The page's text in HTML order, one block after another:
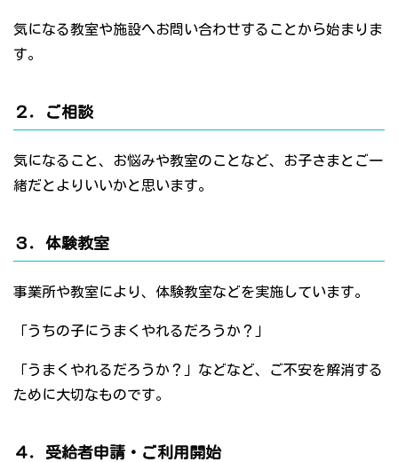
気になる教室や施設へお問い合わせすることから始まりま
す。
２．ご相談
気になること、お悩みや教室のことなど、お子さまとご一
緒だとよりいいかと思います。
３．体験教室
事業所や教室により、体験教室などを実施しています。
「うちの子にうまくやれるだろうか？」
「うまくやれるだろうか？」などなど、ご不安を解消する
ために大切なものです。
４．受給者申請・ご利用開始